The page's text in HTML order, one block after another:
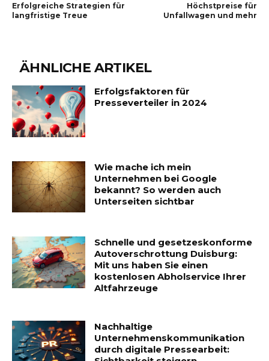
Erfolgreiche Strategien für
langfristige Treue
Höchstpreise für
Unfallwagen und mehr
ÄHNLICHE ARTIKEL
Erfolgsfaktoren für
Presseverteiler in 2024
Wie mache ich mein
Unternehmen bei Google
bekannt? So werden auch
Unterseiten sichtbar
Schnelle und gesetzeskonforme
Autoverschrottung Duisburg:
Mit uns haben Sie einen
kostenlosen Abholservice Ihrer
Altfahrzeuge
Nachhaltige
Unternehmenskommunikation
durch digitale Pressearbeit: